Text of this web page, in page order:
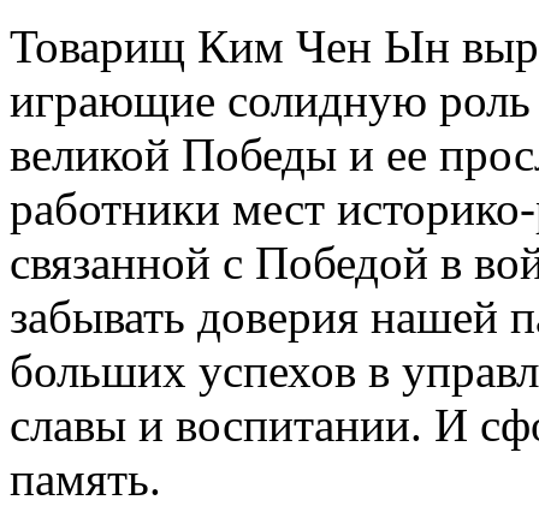
Товарищ Ким Чен Ын
играющие солидную роль
великой Победы и ее
работники мест
связанной с Победой в
забывать доверия нашей
больших успехов в
славы и воспитании. И
память.